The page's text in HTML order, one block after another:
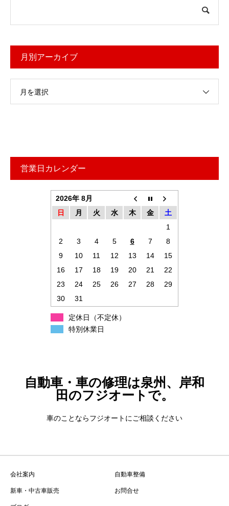
月別アーカイブ
月を選択
営業日カレンダー
2026年 8月
日
月 火 水 木 金
土
1
2
3 4 5 6 7
8
9
10 11 12 13 14
15
16
17 18 19 20 21
22
23
24 25 26 27 28
29
30
31
定休日（不定休）
特別休業日
自動車・車の修理は泉州、岸和
田のフジオートで。
車のことならフジオートにご相談ください
会社案内 自動車整備
新車・中古車販売 お問合せ